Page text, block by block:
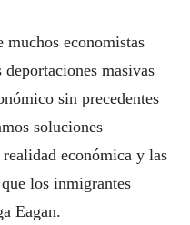
muchos economistas
deportaciones masivas
sin precedentes
soluciones
económica y las
los inmigrantes
Eagan.